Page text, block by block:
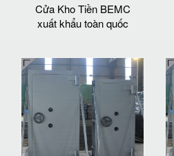
Cửa Kho Tiền BEMC
xuất khẩu toàn quốc